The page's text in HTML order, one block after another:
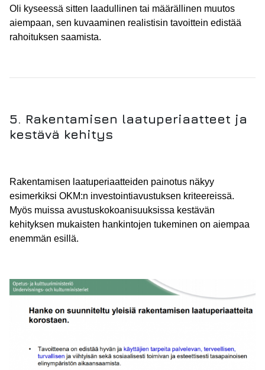
Oli kyseessä sitten laadullinen tai määrällinen muutos
aiempaan, sen kuvaaminen realistisin tavoittein edistää
rahoituksen saamista.
5. Rakentamisen laatuperiaatteet ja
kestävä kehitys
Rakentamisen laatuperiaatteiden painotus näkyy
esimerkiksi OKM:n investointiavustuksen kriteereissä.
Myös muissa avustuskokoanisuuksissa kestävän
kehityksen mukaisten hankintojen tukeminen on aiempaa
enemmän esillä.